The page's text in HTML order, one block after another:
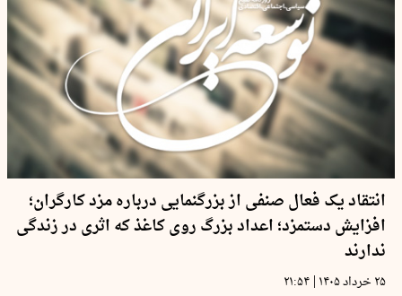
انتقاد یک فعال صنفی از بزرگنمایی درباره مزد کارگران؛
افزایش دستمزد؛ اعداد بزرگ روی کاغذ که اثری در زندگی
ندارند
۲۵ خرداد ۱۴۰۵ | ۲۱:۵۴